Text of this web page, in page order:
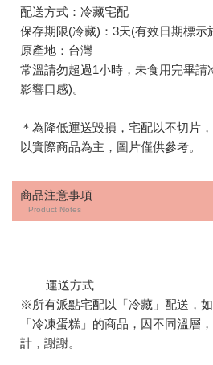
配送方式：冷藏宅配
保存期限(冷藏)：3天(有效日期標示
原產地：台灣
常溫請勿超過1小時，未食用完畢請
影響口感)。
＊為降低運送毀損，宅配以不切片
以實際商品為主，圖片僅供參考。
商品注意事項
Product Notes
運送方式
※所有派點宅配以「冷藏」配送，
「冷凍蛋糕」的商品，因不同溫層
計，謝謝。